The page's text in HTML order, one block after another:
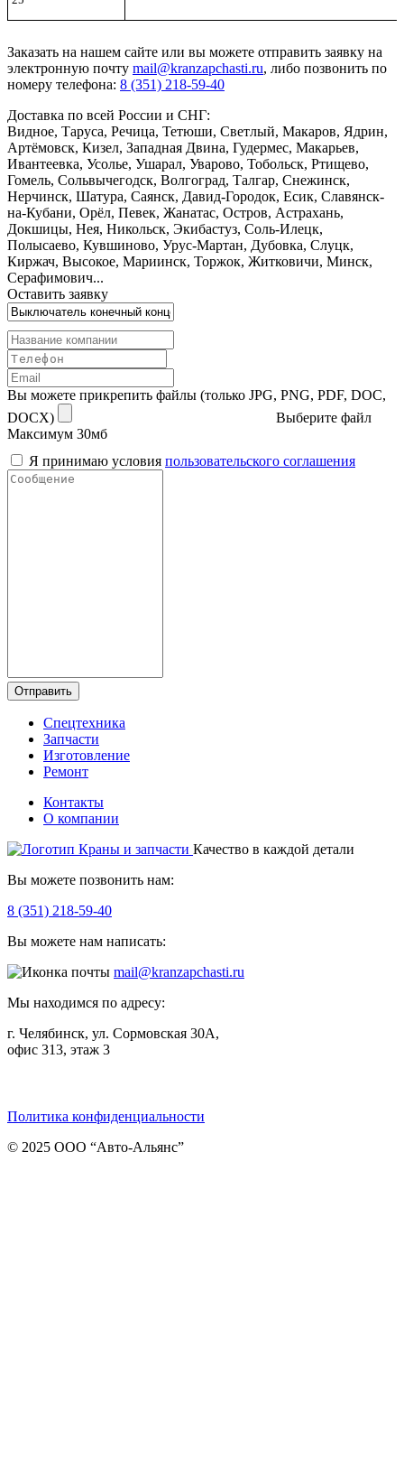
Заказать на нашем сайте или вы можете отправить заявку на
электронную почту mail@kranzapchasti.ru, либо позвонить по
номеру телефона: 8 (351) 218-59-40
Доставка по всей России и СНГ:
Видное, Таруса, Речица, Тетюши, Светлый, Макаров, Ядрин,
Артёмовск, Кизел, Западная Двина, Гудермес, Макарьев,
Ивантеевка, Усолье, Ушарал, Уварово, Тобольск, Ртищево,
Гомель, Сольвычегодск, Волгоград, Талгар, Снежинск,
Нерчинск, Шатура, Саянск, Давид-Городок, Есик, Славянск-
на-Кубани, Орёл, Певек, Жанатас, Остров, Астрахань,
Докшицы, Нея, Никольск, Экибастуз, Соль-Илецк,
Полысаево, Кувшиново, Урус-Мартан, Дубовка, Слуцк,
Киржач, Высокое, Мариинск, Торжок, Житковичи, Минск,
Серафимович...
Оставить заявку
Вы можете прикрепить файлы (только JPG, PNG, PDF, DOC,
DOCX)
Выберите файл
Максимум 30мб
Я принимаю условия пользовательского соглашения
Отправить
Спецтехника
Запчасти
Изготовление
Ремонт
Контакты
О компании
Качество в каждой детали
Вы можете позвонить нам:
8 (351) 218-59-40
Вы можете нам написать:
mail@kranzapchasti.ru
Мы находимся по адресу:
г. Челябинск, ул. Сормовская 30А,
офис 313, этаж 3
Политика конфиденциальности
© 2025 ООО “Авто-Альянс”